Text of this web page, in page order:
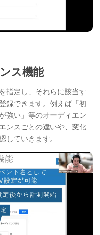
ス機能
指定し、それらに該当す
録できます。例えば「初
強い」等のオーディエン
ンスごとの違いや、変化
していきます。